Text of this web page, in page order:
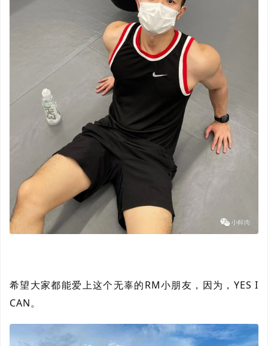
希望大家都能爱上这个无辜的RM小朋友，因为，YES I
CAN。